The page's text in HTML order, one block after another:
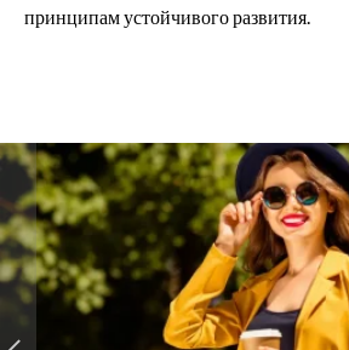
принципам устойчивого развития.